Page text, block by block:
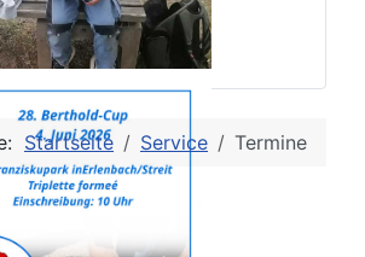
Startseite Service Termine